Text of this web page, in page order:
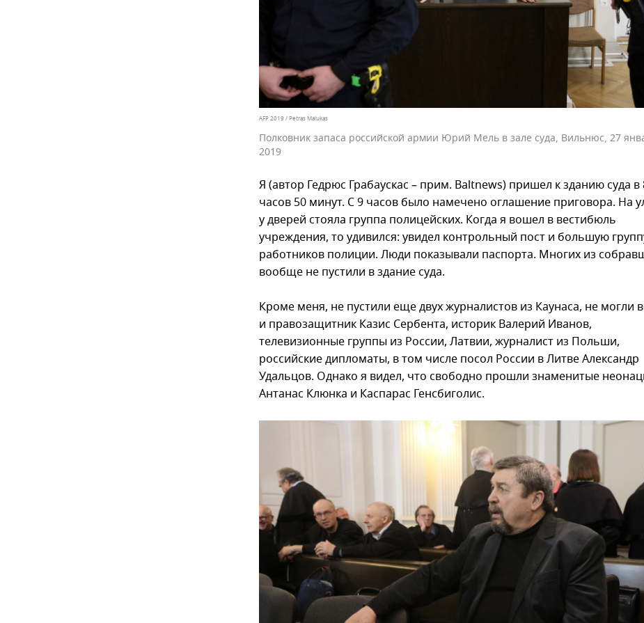
AFP 2019 / Petras Malukas
Полковник запаса российской армии Юрий Мель в зале суда, Вильнюс, 27
2019
Я (автор Гедрюс Грабаускас – прим. Baltnews) пришел к зданию суда в
часов 50 минут. С 9 часов было намечено оглашение приговора. На
у дверей стояла группа полицейских. Когда я вошел в вестибюль
учреждения, то удивился: увидел контрольный пост и большую
работников полиции. Люди показывали паспорта. Многих из
вообще не пустили в здание суда.
Кроме меня, не пустили еще двух журналистов из Каунаса, не могли
и правозащитник Казис Сербента, историк Валерий Иванов,
телевизионные группы из России, Латвии, журналист из Польши,
российские дипломаты, в том числе посол России в Литве Александр
Удальцов. Однако я видел, что свободно прошли знаменитые
Антанас Клюнка и Каспарас Генсбиголис.